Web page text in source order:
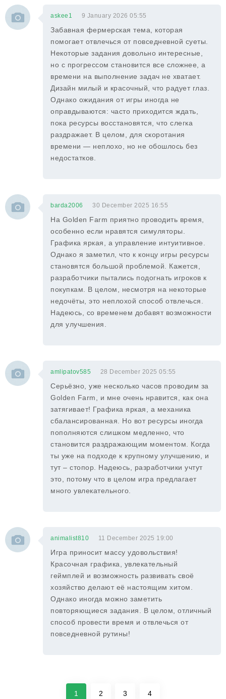
askee1 9 January 2026 05:55
Забавная фермерская тема, которая
помогает отвлечься от повседневной суеты.
Некоторые задания довольно интересные,
но с прогрессом становится все сложнее, а
времени на выполнение задач не хватает.
Дизайн милый и красочный, что радует глаз.
Однако ожидания от игры иногда не
оправдываются: часто приходится ждать,
пока ресурсы восстановятся, что слегка
раздражает. В целом, для скоротания
времени — неплохо, но не обошлось без
недостатков.
barda2006 30 December 2025 16:55
На Golden Farm приятно проводить время,
особенно если нравятся симуляторы.
Графика яркая, а управление интуитивное.
Однако я заметил, что к концу игры ресурсы
становятся большой проблемой. Кажется,
разработчики пытались подогнать игроков к
покупкам. В целом, несмотря на некоторые
недочёты, это неплохой способ отвлечься.
Надеюсь, со временем добавят возможности
для улучшения.
amlipatov585 28 December 2025 05:55
Серьёзно, уже несколько часов проводим за
Golden Farm, и мне очень нравится, как она
затягивает! Графика яркая, а механика
сбалансированная. Но вот ресурсы иногда
пополняются слишком медленно, что
становится раздражающим моментом. Когда
ты уже на подходе к крупному улучшению, и
тут – стопор. Надеюсь, разработчики учтут
это, потому что в целом игра предлагает
много увлекательного.
animalist810 11 December 2025 19:00
Игра приносит массу удовольствия!
Красочная графика, увлекательный
геймплей и возможность развивать своё
хозяйство делают её настоящим хитом.
Однако иногда можно заметить
повторяющиеся задания. В целом, отличный
способ провести время и отвлечься от
повседневной рутины!
1 2 3 4